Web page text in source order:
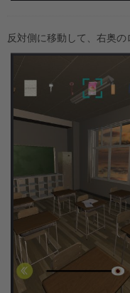
反対側に移動して、右奥の